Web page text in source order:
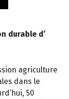
durable d’
agriculture
dans le
50